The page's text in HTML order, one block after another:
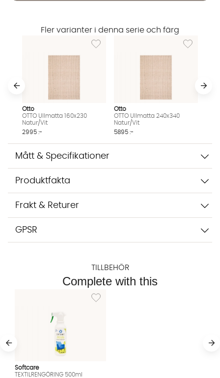
Fler varianter i denna serie och färg
Lägg till i önskelista: OTTO Ullmatta
Otto
OTTO Ullmatta 160x230
Natur/Vit
2995 :-
Lägg till i
Otto
OTTO Ullmatta 240x340
Natur/Vit
5895 :-
Mått & Specifikationer
Produktfakta
Frakt & Returer
GPSR
TILLBEHÖR
Complete with this
Lägg till i önskelista: TEXTILRENGÖRING
Softcare
TEXTILRENGÖRING 500ml
Vi använder AI för att svara på dina frågor. Konversationen
integritetspolicy.
Jag godkänner att konversationen sparas